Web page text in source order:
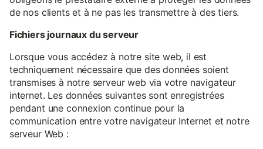
de nos clients et à ne pas les transmettre à des tiers.
Fichiers journaux du serveur
Lorsque vous accédez à notre site web, il est
techniquement nécessaire que des données soient
transmises à notre serveur web via votre navigateur
internet. Les données suivantes sont enregistrées
pendant une connexion continue pour la
communication entre votre navigateur Internet et notre
serveur Web :